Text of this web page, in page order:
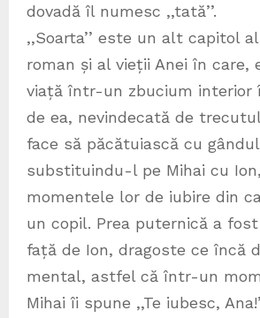
dovadă îl numesc ,,tată’’.
,,Soarta’’ este un alt capitol
roman și al vieții Anei în care,
viață într-un zbucium interior
de ea, nevindecată de
face să păcătuiască cu
substituindu-l pe Mihai cu
momentele lor de iubire din
un copil. Prea puternică a
față de Ion, dragoste ce încă
mental, astfel că într-un
Mihai îi spune ,,Te iubesc,